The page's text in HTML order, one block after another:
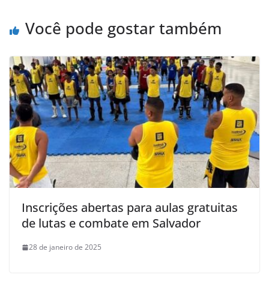
Você pode gostar também
Inscrições abertas para aulas gratuitas
de lutas e combate em Salvador
28 de janeiro de 2025